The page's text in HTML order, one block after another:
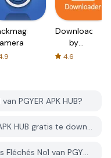
Downloader
by
AFTVnews
4.6
PGYER APK HUB?
Is de Mots Fléchés No1 op PGYER APK HUB gratis te downloaden?
Heb ik een account nodig om Mots Fléchés No1 van PGYER APK HUB te downloaden?